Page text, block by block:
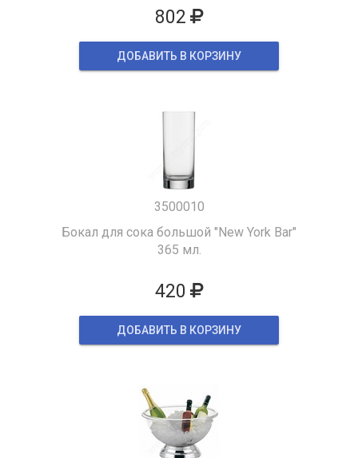
802
ДОБАВИТЬ В КОРЗИНУ
3500010
Бокал для сока большой "New York Bar"
365 мл.
420
ДОБАВИТЬ В КОРЗИНУ